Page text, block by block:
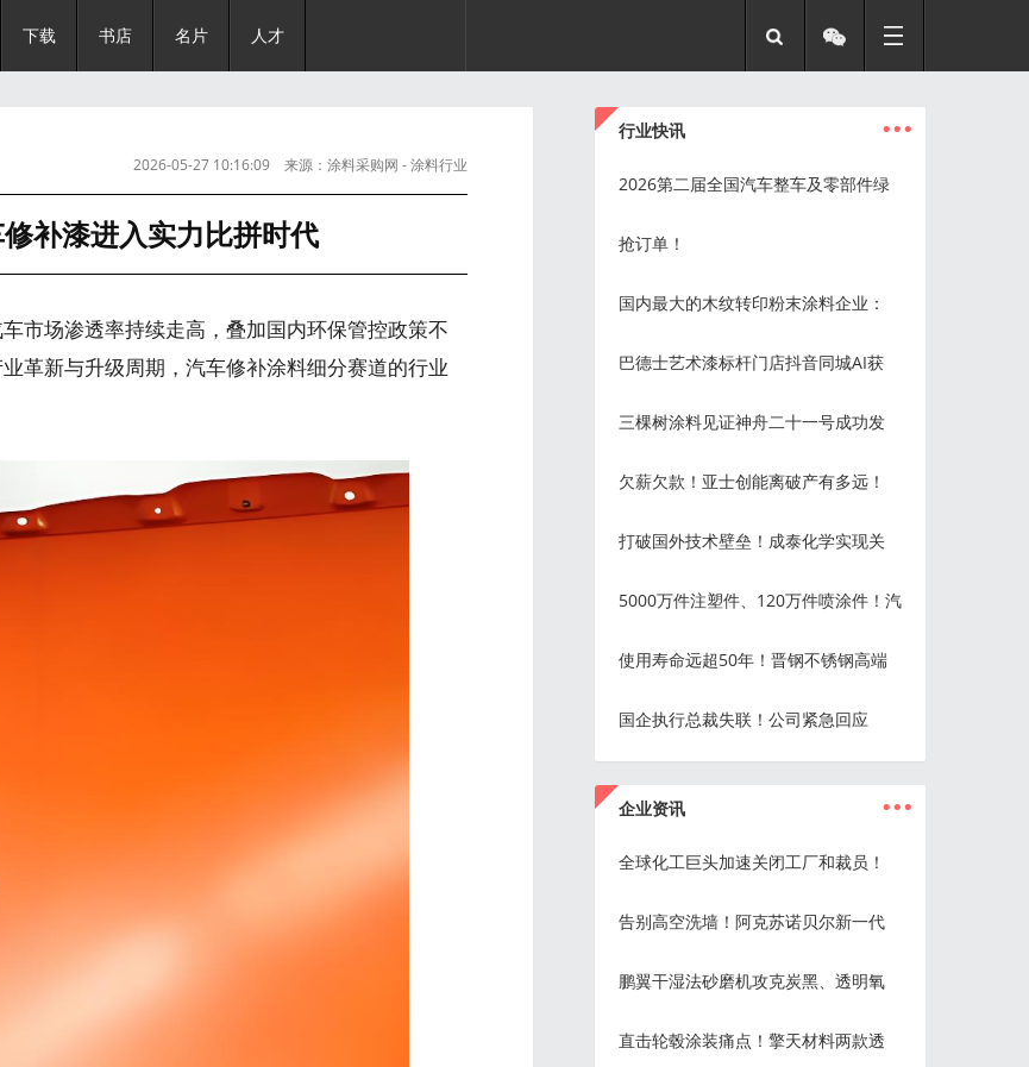
下载 书店 名片 人才
2026-05-27 10:16:09 来源：涂料采购网 - 涂料行业
补漆进入实力比拼时代
场渗透率持续走高，叠加国内环保管控政策不
革新与升级周期，汽车修补涂料细分赛道的行业
行业快讯 ...
2026第二届全国汽车整车及零部件绿
抢订单！
国内最大的木纹转印粉末涂料企业：
巴德士艺术漆标杆门店抖音同城AI获
三棵树涂料见证神舟二十一号成功发
欠薪欠款！亚士创能离破产有多远！
打破国外技术壁垒！成泰化学实现关
5000万件注塑件、120万件喷涂件！汽
使用寿命远超50年！晋钢不锈钢高端
国企执行总裁失联！公司紧急回应
企业资讯 ...
全球化工巨头加速关闭工厂和裁员！
告别高空洗墙！阿克苏诺贝尔新一代
鹏翼干湿法砂磨机攻克炭黑、透明氧
直击轮毂涂装痛点！擎天材料两款透